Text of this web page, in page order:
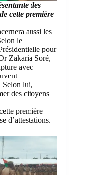
des
cette première
aussi les
le
pour
Zakaria Soré,
avec
Selon lui,
des citoyens
première
d’attestations.